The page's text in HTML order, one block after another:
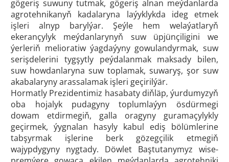
gögeriş suwuny tutmak, gögeriş alnan meýdanlarda
agrotehnikanyň kadalaryna laýyklykda ideg etmek
işleri alnyp barylýar. Şeýle hem welaýatlaryň
ekerançylyk meýdanlarynyň suw üpjünçiligini we
ýerleriň melioratiw ýagdaýyny gowulandyrmak, suw
serişdelerini tygşytly peýdalanmak maksady bilen,
suw howdanlaryna suw toplamak, suwaryş, şor suw
akabalaryny arassalamak işleri geçirilýär.
Hormatly Prezidentimiz hasabaty diňläp, ýurdumyzyň
oba hojalyk pudagyny toplumlaýyn ösdürmegi
dowam etdirmegiň, galla oragyny guramaçylykly
geçirmek, ýygnalan hasyly kabul ediş bölümlerine
tabşyrmak işlerine berk gözegçilik etmegiň
wajypdygyny nygtady. Döwlet Baştutanymyz wise-